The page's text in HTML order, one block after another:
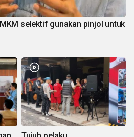
selektif gunakan pinjol untuk